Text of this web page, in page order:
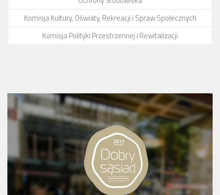
Komisja Kultury, Oświaty, Rekreacji i Spraw Społecznych
Komisja Polityki Przestrzennej i Rewitalizacji